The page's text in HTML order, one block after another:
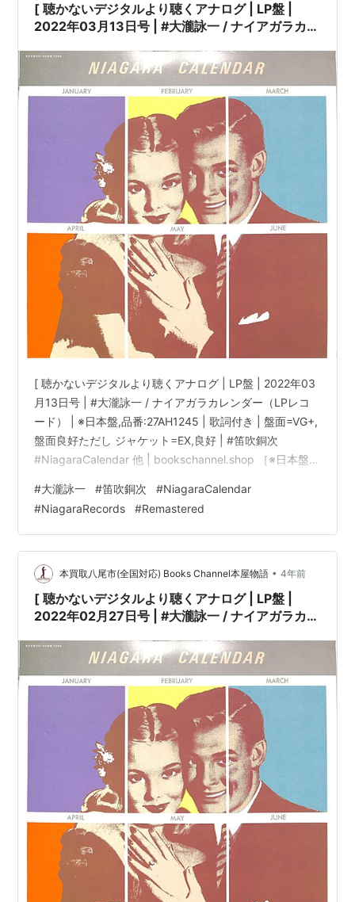
[ 聴かないデジタルより聴くアナログ | LP盤 |
2022年03月13日号 | #大瀧詠一 / ナイアガラカレ
| 歌詞付き | 盤面=VG+,盤面良好ただし ジャケッ
ト=EX,良好 | #笛吹銅次 #NiagaraCalendar 他 |
[ 聴かないデジタルより聴くアナログ | LP盤 | 2022年03
月13日号 | #大瀧詠一 / ナイアガラカレンダー（LPレコ
ード） | ※日本盤,品番:27AH1245 | 歌詞付き | 盤面=VG+,
盤面良好ただし ジャケット=EX,良好 | #笛吹銅次
#NiagaraCalendar 他 | bookschannel.shop ［※日本盤,
面良好ただし、盤面反れ］［ジャケット=EX,良好]［※保
護内袋を新品交換して配送致します］※［店舗併売の為、
時間差で売切れの場合がございます。何卒ご了承の上ご
注文をお願い申し上げます］…
#大瀧詠一 #笛吹銅次 #NiagaraCalendar
#NiagaraRecords #Remastered
本買取八尾市(全国対応) Books Channel本屋物語 • 4年前
[ 聴かないデジタルより聴くアナログ | LP盤 |
2022年02月27日号 | #大瀧詠一 / ナイアガラカレ
| 歌詞付き | 盤面=VG+,盤面良好ただし ジャケッ
ト=EX,良好 | #笛吹銅次 #NiagaraCalendar 他 |